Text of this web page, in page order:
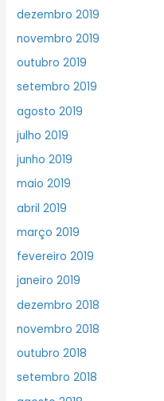
dezembro 2019
novembro 2019
outubro 2019
setembro 2019
agosto 2019
julho 2019
junho 2019
maio 2019
abril 2019
março 2019
fevereiro 2019
janeiro 2019
dezembro 2018
novembro 2018
outubro 2018
setembro 2018